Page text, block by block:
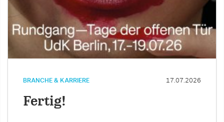
BRANCHE & KARRIERE 17.07.2026
Fertig!